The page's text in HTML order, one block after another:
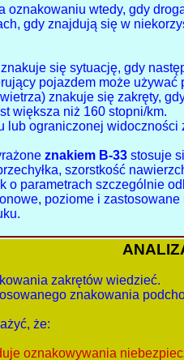
oznakowaniu wtedy, gdy
gdy znajdują się w
się sytuację, gdy
pojazdem może używać
znakuje się zakręty,
większa niż 160 stopni/km.
lub ograniczonej
znakiem B-33 stosuje
szorstkość
o parametrach szczególnie
poziome i
zakrętów wiedzieć.
znakowania
że:
oznakowywania